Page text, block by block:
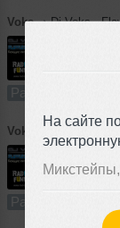
На сайте
Voks ➝Dj Voks -
Радио-шоу
Voks Dj Voks -
Радио-шоу